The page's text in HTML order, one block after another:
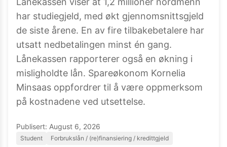
har studiegjeld, med økt gjennomsnittsgjeld
de siste årene. En av fire tilbakebetalere har
utsatt nedbetalingen minst én gang.
Lånekassen rapporterer også en økning i
misligholdte lån. Spareøkonom Kornelia
Minsaas oppfordrer til å være oppmerksom
på kostnadene ved utsettelse.
Publisert: August 6, 2026
Student Forbrukslån / (re)finansiering / kredittgjeld